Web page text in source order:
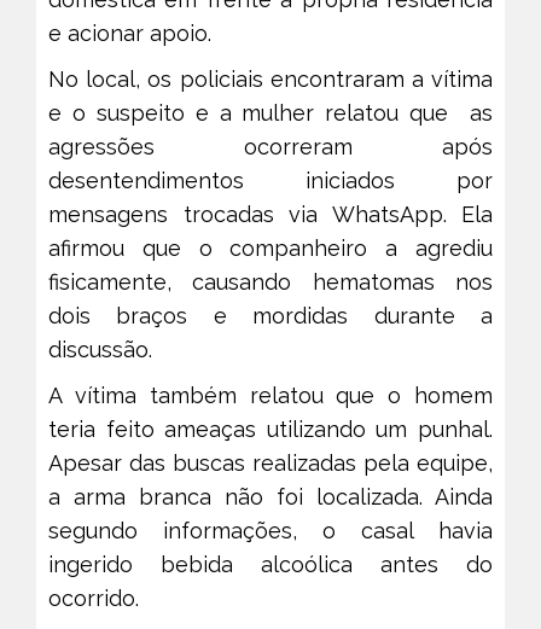
e acionar apoio.
No local, os policiais encontraram a vítima
e o suspeito e a mulher relatou que as
agressões ocorreram após
desentendimentos iniciados por
mensagens trocadas via WhatsApp. Ela
afirmou que o companheiro a agrediu
fisicamente, causando hematomas nos
dois braços e mordidas durante a
discussão.
A vítima também relatou que o homem
teria feito ameaças utilizando um punhal.
Apesar das buscas realizadas pela equipe,
a arma branca não foi localizada. Ainda
segundo informações, o casal havia
ingerido bebida alcoólica antes do
ocorrido.